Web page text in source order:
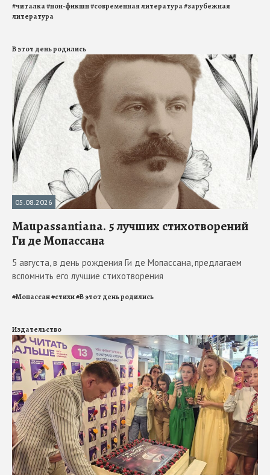
#читалка#нон-фикшн#современная литература#зарубежная
литература
В этот день родились
05.08.2026
Maupassantiana. 5 лучших стихотворений
Ги де Мопассана
5 августа, в день рождения Ги де Мопассана, предлагаем
вспомнить его лучшие стихотворения
#Мопассан#стихи#В этот день родились
Издательство